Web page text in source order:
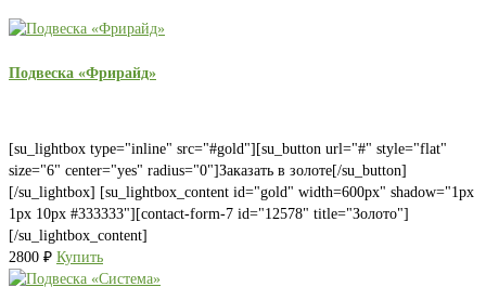
Подвеска «Фрирайд»
[su_lightbox type="inline" src="#gold"][su_button url="#" style="flat"
size="6" center="yes" radius="0"]Заказать в золоте[/su_button]
[/su_lightbox] [su_lightbox_content id="gold" width=600px" shadow="1px
1px 10px #333333"][contact-form-7 id="12578" title="Золото"]
[/su_lightbox_content]
2800 ₽ Купить